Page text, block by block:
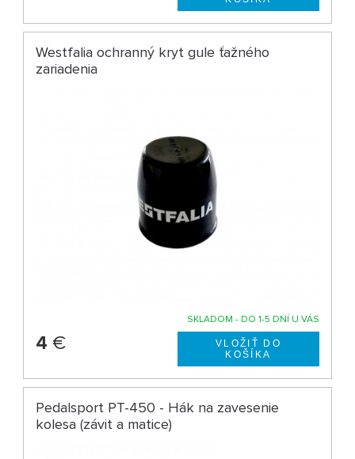
Westfalia ochranný kryt gule ťažného
zariadenia
SKLADOM - DO 1-5 DNÍ U VÁS
4 €
Pedalsport PT-450 - Hák na zavesenie
kolesa (závit a matice)